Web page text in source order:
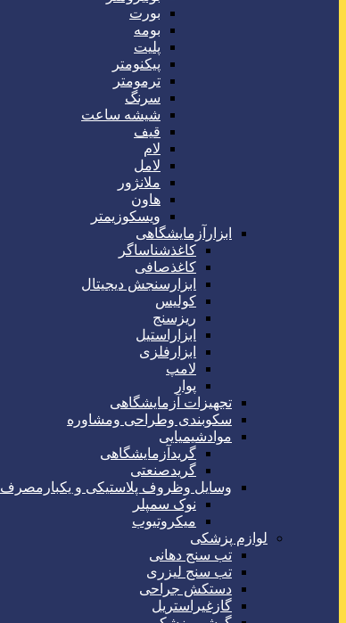
بورت
بومه
پلیت
پیکنومتر
ترمومتر
سرنگ
شیشه ساعت
قیف
لام
لامل
ملانژور
هاون
ویسکوزیمتر
ابزارآزمایشگاهی
کاغذشناساگر
کاغذصافی
ابزارسنجش دیجیتال
کولیس
ریزسنج
ابزاراستیل
ابزارفلزی
لامپ
پوار
تجهیزات آزمایشگاهی
سکوبندی وطراحی ومشاوره
موادشیمیایی
گریدآزمایشگاهی
گریدصنعتی
وسایل وظروف پلاستیکی و یکبارمصرف
نوک سمپلر
میکروتیوب
لوازم پزشکی
تب سنج دهانی
تب سنج لیزری
دستکش جراحی
گازغیراستریل